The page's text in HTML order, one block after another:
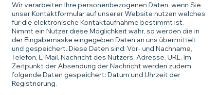
Wir verarbeiten Ihre personenbezogenen Daten, wenn Sie
unser Kontaktformular auf unserer Website nutzen welches
für die elektronische Kontaktaufnahme bestimmt ist.
Nimmt ein Nutzer diese Möglichkeit wahr, so werden die in
der Eingabemaske eingegeben Daten an uns übermittelt
und gespeichert. Diese Daten sind: Vor- und Nachname,
Telefon, E-Mail, Nachricht des Nutzers, Adresse, URL. Im
Zeitpunkt der Absendung der Nachricht werden zudem
folgende Daten gespeichert: Datum und Uhrzeit der
Registrierung.